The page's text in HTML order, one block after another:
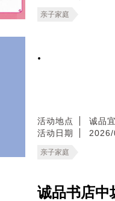
亲子家庭
.
活动地点
诚品
活动日期
亲子家庭
诚品书店中